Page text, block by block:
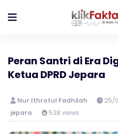
Peran Santri di Era
Ketua DPRD Jepara
Nur Ithrotul Fadhilah 25/
jepara
538 views